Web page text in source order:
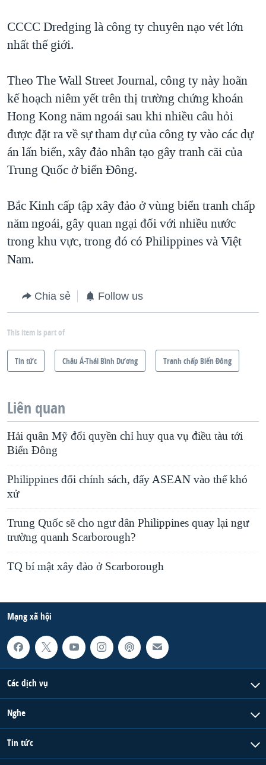
CCCC Dredging là công ty chuyên nạo vét lớn
nhất thế giới.
Theo The Wall Street Journal, công ty này hoãn
kế hoạch niêm yết trên thị trường chứng khoán
Hong Kong năm ngoái sau khi nhiều câu hỏi
được đặt ra về sự tham dự của công ty vào các dự
án lấn biển, xây đảo nhân tạo gây tranh cãi của
Trung Quốc ở biển Đông.
Bắc Kinh cấp tập xây đảo ở vùng biển tranh chấp
năm ngoái, gây quan ngại đối với nhiều nước
trong khu vực, trong đó có Philippines và Việt
Nam.
Chia sẻ Follow us
This item is part of
Tin tức Châu Á-Thái Bình Dương Tranh chấp Biển Đông
Liên quan
Hải quân Mỹ đổi quyền chỉ huy qua vụ điều tàu tới
Biển Đông
Philippines đổi chính sách, đẩy ASEAN vào thế khó
xử
Trung Quốc sẽ cho ngư dân Philippines quay lại ngư
trường quanh Scarborough?
TQ bí mật xây đảo ở Scarborough
Mạng xã hội
Các dịch vụ
Nghe
Tin tức